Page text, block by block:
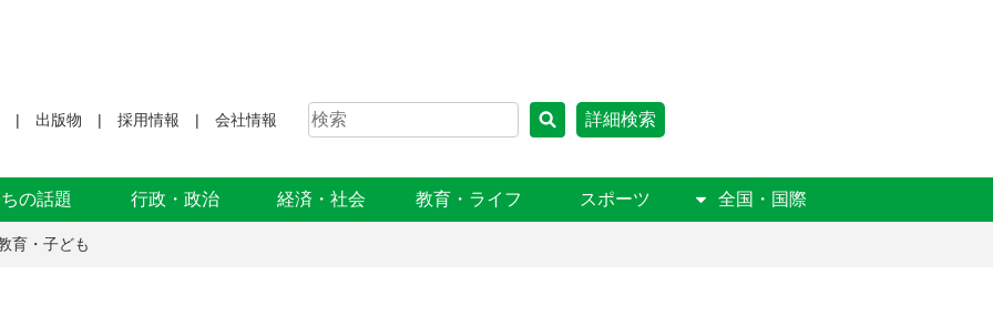
出版物 採用情報 会社情報 詳細検索
ちの話題 行政・政治 経済・社会 教育・ライフ スポーツ 全国・国際
育・子ども